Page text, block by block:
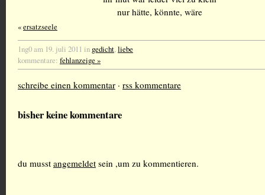
nur hätte, könnte, wäre
«ersatzseele
1ng0 am 19. juli 2011 in gedicht,liebe
kommentare: fehlanzeige »
schreibe einen kommentar · rss kommentare
bisher keine kommentare
du musst angemeldet sein ,um zu kommentieren.